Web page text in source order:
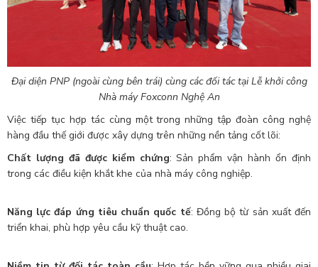
Đại diện PNP (ngoài cùng bên trái) cùng các đối tác tại Lễ khởi công
Nhà máy Foxconn Nghệ An
Việc tiếp tục hợp tác cùng một trong những tập đoàn công nghệ
hàng đầu thế giới được xây dựng trên những nền tảng cốt lõi:
Chất lượng đã được kiểm chứng: Sản phẩm vận hành ổn định
trong các điều kiện khắt khe của nhà máy công nghiệp.
Năng lực đáp ứng tiêu chuẩn quốc tế: Đồng bộ từ sản xuất đến
triển khai, phù hợp yêu cầu kỹ thuật cao.